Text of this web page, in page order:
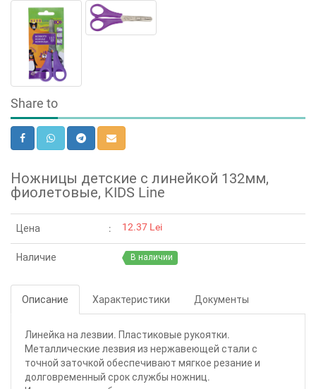
Share to
Ножницы детские с линейкой 132мм,
фиолетовые, KIDS Line
Цена 12.37 Lei
Наличие В наличии
Описание Характеристики Документы
Линейка на лезвии. Пластиковые рукоятки.
Металлические лезвия из нержавеющей стали с
точной заточкой обеспечивают мягкое резание и
долговременный срок службы ножниц.